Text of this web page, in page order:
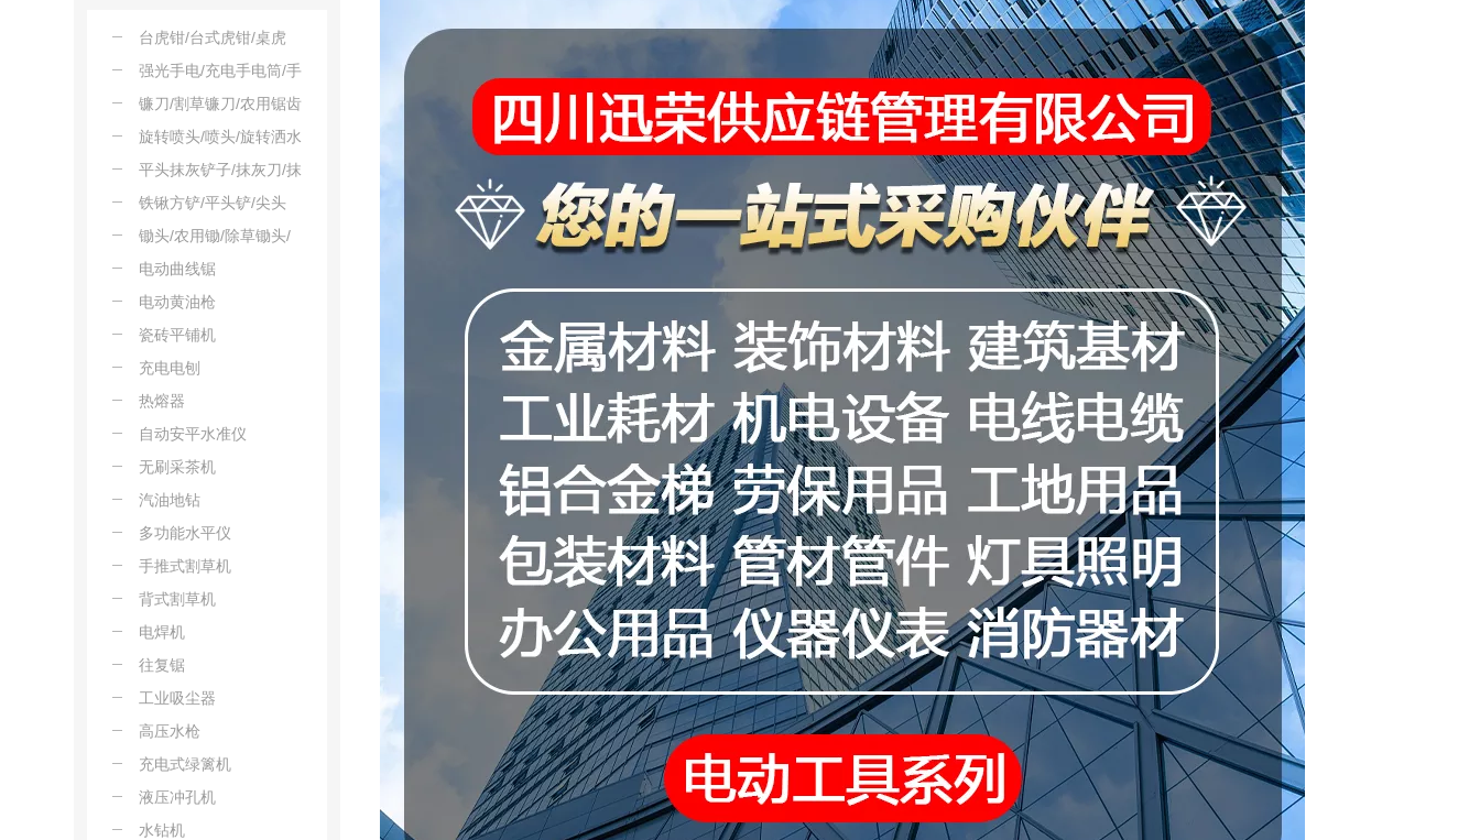
台虎钳/台式虎钳/桌虎
钳/平口虎钳
强光手电/充电手电筒/手
持探照灯/巡逻安保手电/
独步登山手电
镰刀/割草镰刀/农用锯齿
镰
旋转喷头/喷头/旋转洒水
器/地埋旋转喷头
平头抹灰铲子/抹灰刀/抹
泥刀/抹泥板
铁锹方铲/平头铲/尖头
锹/防汛铲锹
锄头/农用锄/除草锄头/
板锄
电动曲线锯
电动黄油枪
瓷砖平铺机
充电电刨
热熔器
自动安平水准仪
无刷采茶机
汽油地钻
多功能水平仪
手推式割草机
背式割草机
电焊机
往复锯
工业吸尘器
高压水枪
充电式绿篱机
液压冲孔机
水钻机